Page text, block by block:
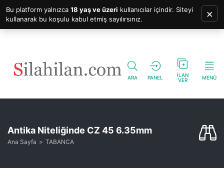
ARA PANEL
İLAN
VER
MENÜ
Antika Niteliğinde CZ 45 6.35mm
Ana Sayfa TABANCA
Bu platform yalnızca 18 yaş ve üzeri kullanıcılar içindir. Siteyi
kullanarak bu koşulu kabul etmiş sayılırsınız.
×